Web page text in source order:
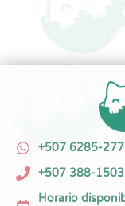
+507 6285-
+507 388-1503
Horario